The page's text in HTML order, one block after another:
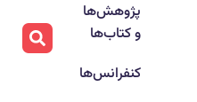
پژوهش‌ها
و کتاب‌ها
کنفرانس‌ها